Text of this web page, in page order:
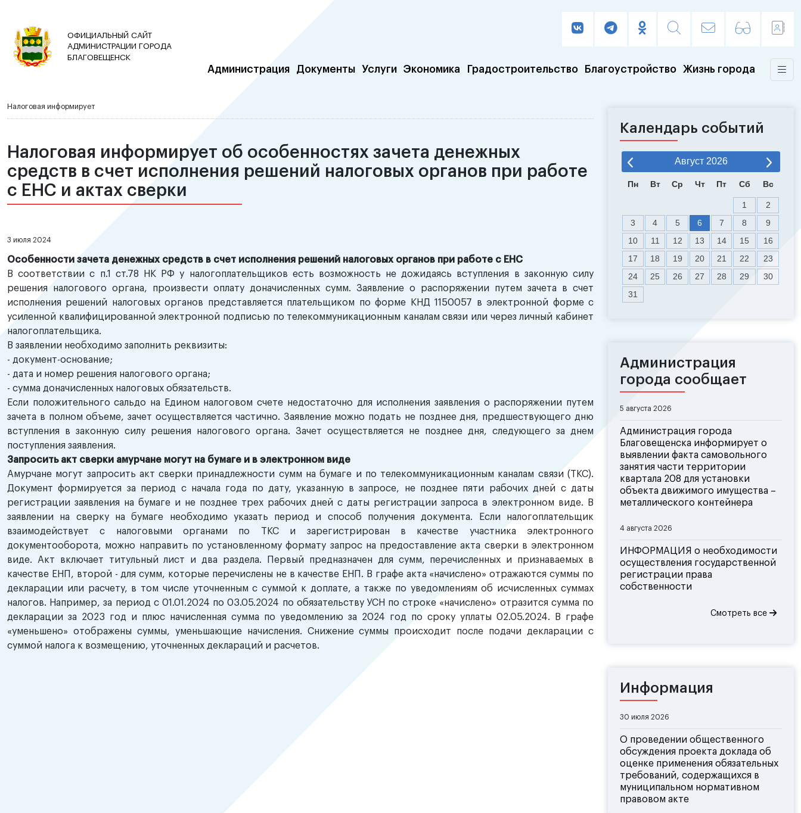
ОФИЦИАЛЬНЫЙ САЙТ
АДМИНИСТРАЦИИ ГОРОДА
БЛАГОВЕЩЕНСК
Администрация Документы Услуги Экономика Градостроительство Благоустройство Жизнь города
Налоговая информирует
Налоговая информирует об особенностях зачета денежных
средств в счет исполнения решений налоговых органов при работе
с ЕНС и актах сверки
3 июля 2024
Особенности зачета денежных средств в счет исполнения решений налоговых органов при работе с ЕНС
В соответствии с п.1 ст.78 НК РФ у налогоплательщиков есть возможность не дожидаясь вступления в законную силу
решения налогового органа, произвести оплату доначисленных сумм. Заявление о распоряжении путем зачета в счет
исполнения решений налоговых органов представляется плательщиком по форме КНД 1150057 в электронной форме с
усиленной квалифицированной электронной подписью по телекоммуникационным каналам связи или через личный кабинет
налогоплательщика.
В заявлении необходимо заполнить реквизиты:
- документ-основание;
- дата и номер решения налогового органа;
- сумма доначисленных налоговых обязательств.
Если положительного сальдо на Едином налоговом счете недостаточно для исполнения заявления о распоряжении путем
зачета в полном объеме, зачет осуществляется частично. Заявление можно подать не позднее дня, предшествующего дню
вступления в законную силу решения налогового органа. Зачет осуществляется не позднее дня, следующего за днем
поступления заявления.
Запросить акт сверки амурчане могут на бумаге и в электронном виде
Амурчане могут запросить акт сверки принадлежности сумм на бумаге и по телекоммуникационным каналам связи (ТКС).
Документ формируется за период с начала года по дату, указанную в запросе, не позднее пяти рабочих дней с даты
регистрации заявления на бумаге и не позднее трех рабочих дней с даты регистрации запроса в электронном виде. В
заявлении на сверку на бумаге необходимо указать период и способ получения документа. Если налогоплательщик
взаимодействует с налоговыми органами по ТКС и зарегистрирован в качестве участника электронного
документооборота, можно направить по установленному формату запрос на предоставление акта сверки в электронном
виде. Акт включает титульный лист и два раздела. Первый предназначен для сумм, перечисленных и признаваемых в
качестве ЕНП, второй - для сумм, которые перечислены не в качестве ЕНП. В графе акта «начислено» отражаются суммы по
декларации или расчету, в том числе уточненным с суммой к доплате, а также по уведомлениям об исчисленных суммах
налогов. Например, за период с 01.01.2024 по 03.05.2024 по обязательству УСН по строке «начислено» отразится сумма по
декларации за 2023 год и плюс начисленная сумма по уведомлению за 2024 год по сроку уплаты 02.05.2024. В графе
«уменьшено» отображены суммы, уменьшающие начисления. Снижение суммы происходит после подачи декларации с
суммой налога к возмещению, уточненных деклараций и расчетов.
Календарь событий
Август 2026
Пн Вт Ср Чт Пт Сб Вс
1
2
3
4 5 6 7 8
9
10
11 12 13 14 15
16
17
18 19 20 21 22
23
24
25 26 27 28 29
30
31
Администрация
города сообщает
5 августа 2026
Администрация города
Благовещенска информирует о
выявлении факта самовольного
занятия части территории
квартала 208 для установки
объекта движимого имущества –
металлического контейнера
4 августа 2026
ИНФОРМАЦИЯ о необходимости
осуществления государственной
регистрации права
собственности
Смотреть все
Информация
30 июля 2026
О проведении общественного
обсуждения проекта доклада об
оценке применения обязательных
требований, содержащихся в
муниципальном нормативном
правовом акте